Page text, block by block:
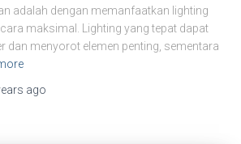
adalah dengan memanfaatkan lighting
maksimal. Lighting yang tepat dapat
dan menyorot elemen penting, sementara
ago